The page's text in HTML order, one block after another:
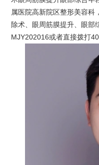
属医院高新院区整形美容科
除术、眼周筋膜提升、眼部
MJY202016或者直接拨打